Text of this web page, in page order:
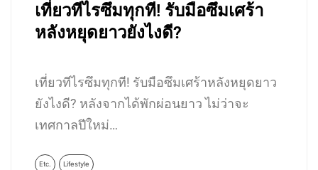
เที่ยวทีไรซึมทุกที! รับมือซึมเศร้า
หลังหยุดยาวยังไงดี?
เที่ยวทีไรซึมทุกที! รับมือซึมเศร้าหลังหยุดยาว
ยังไงดี? หลังจากได้พักผ่อนยาว ไม่ว่าจะ
เทศกาลปีใหม่…
Etc. Lifestyle